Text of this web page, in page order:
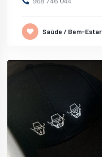
Saúde / Bem-Estar